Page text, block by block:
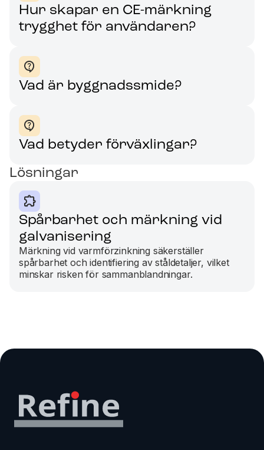
Hur skapar en CE-märkning
trygghet för användaren?
Vad är byggnadssmide?
Vad betyder förväxlingar?
Lösningar
Spårbarhet och märkning vid
galvanisering
Märkning vid varmförzinkning säkerställer
spårbarhet och identifiering av ståldetaljer, vilket
minskar risken för sammanblandningar.